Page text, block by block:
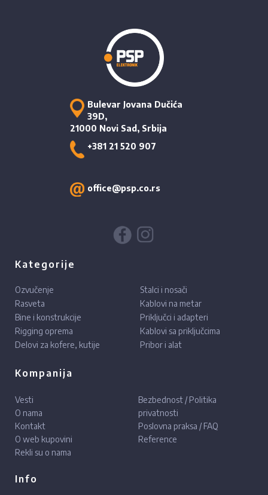
Bulevar Jovana Dučića
39D,
21000 Novi Sad, Srbija
+381 21 520 907
office@psp.co.rs
Kategorije
Ozvučenje
Rasveta
Bine i konstrukcije
Rigging oprema
Delovi za kofere, kutije
Stalci i nosači
Kablovi na metar
Priključci i adapteri
Kablovi sa priključcima
Pribor i alat
Kompanija
Vesti
O nama
Kontakt
O web kupovini
Rekli su o nama
Bezbednost / Politika
privatnosti
Poslovna praksa / FAQ
Reference
Info